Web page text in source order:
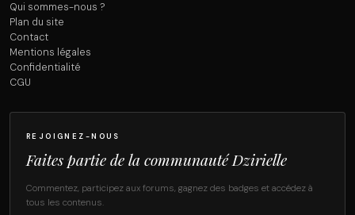
Qui sommes-nous ?
Plan du site
Contact
Mentions légales
Confidentialité
CGU
REJOIGNEZ-NOUS
Faites partie de la communauté Dzirielle
Commentez, participez aux forums, gagnez des badges et accédez à
tous les contenus.